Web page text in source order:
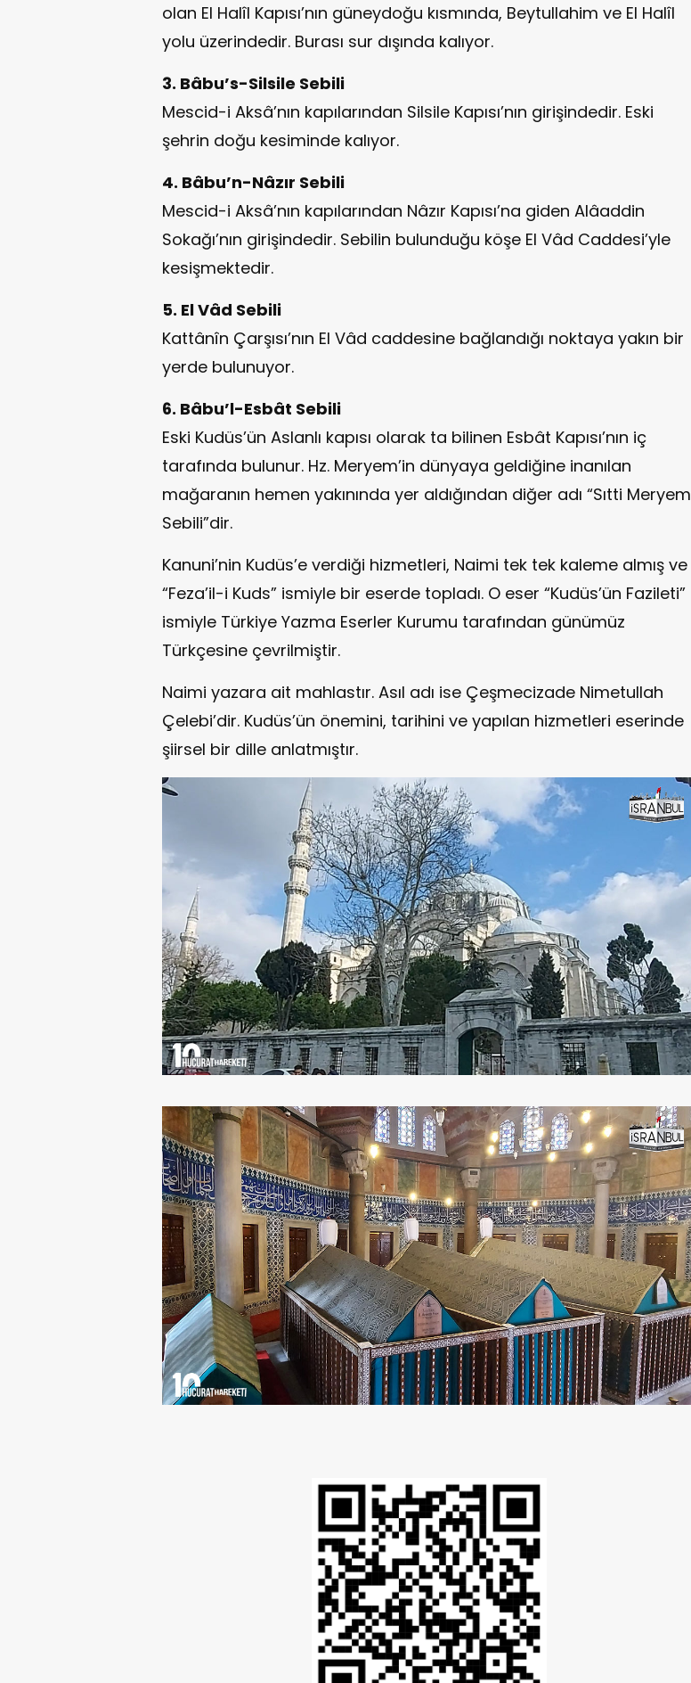
olan El Halîl Kapısı’nın güneydoğu kısmında, Beytullahim ve El Halîl
yolu üzerindedir. Burası sur dışında kalıyor.
3. Bâbu’s-Silsile Sebili
Mescid-i Aksâ’nın kapılarından Silsile Kapısı’nın girişindedir. Eski
şehrin doğu kesiminde kalıyor.
4. Bâbu’n-Nâzır Sebili
Mescid-i Aksâ’nın kapılarından Nâzır Kapısı’na giden Alâaddin
Sokağı’nın girişindedir. Sebilin bulunduğu köşe El Vâd Caddesi’yle
kesişmektedir.
5. El Vâd Sebili
Kattânîn Çarşısı’nın El Vâd caddesine bağlandığı noktaya yakın bir
yerde bulunuyor.
6. Bâbu’l-Esbât Sebili
Eski Kudüs’ün Aslanlı kapısı olarak ta bilinen Esbât Kapısı’nın iç
tarafında bulunur. Hz. Meryem’in dünyaya geldiğine inanılan
mağaranın hemen yakınında yer aldığından diğer adı “Sıtti Meryem
Sebili”dir.
Kanuni’nin Kudüs’e verdiği hizmetleri, Naimi tek tek kaleme almış ve
“Feza’il-i Kuds” ismiyle bir eserde topladı. O eser “Kudüs’ün Fazileti”
ismiyle Türkiye Yazma Eserler Kurumu tarafından günümüz
Türkçesine çevrilmiştir.
Naimi yazara ait mahlastır. Asıl adı ise Çeşmecizade Nimetullah
Çelebi’dir. Kudüs’ün önemini, tarihini ve yapılan hizmetleri eserinde
şiirsel bir dille anlatmıştır.